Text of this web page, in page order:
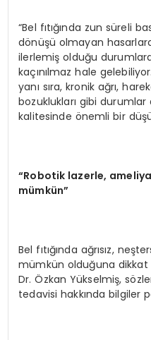
“Bel fıtığında zun süreli
dönüşü olmayan hasarlara
ilerlemiş olduğu
kaçınılmaz hale
yanı sıra, kronik ağrı,
bozuklukları gibi
kalitesinde önemli bir
“Robotik lazerle,
mümkün”
Bel fıtığında ağrısız,
mümkün olduğuna dikkat
Dr. Özkan Yükselmiş,
tedavisi hakkında bilgiler